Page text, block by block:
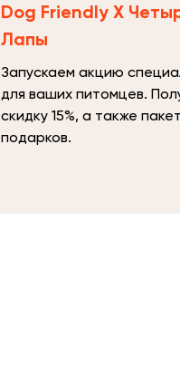
Dog Friendly Х
Лапы
Запускаем акцию
для ваших питомцев.
скидку 15%, а также пакет
подарков.